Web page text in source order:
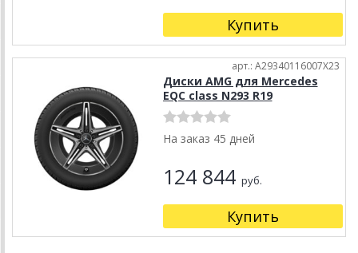
Купить
арт.: A29340116007X23
Диски AMG для Mercedes
EQC class N293 R19
На заказ 45 дней
124 844 руб.
Купить